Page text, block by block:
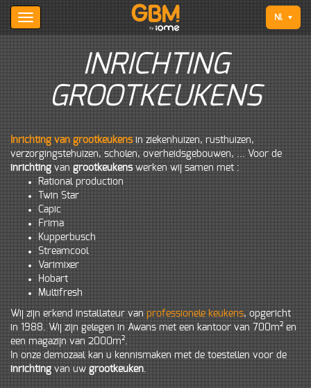
Nl
INRICHTING
GROOTKEUKENS
Inrichting van grootkeukensin ziekenhuizen, rusthuizen,
verzorgingstehuizen, scholen, overheidsgebouwen, ... Voor de
inrichting van grootkeukens werken wij samen met :
Rational production
Twin Star
Capic
Frima
Kupperbusch
Streamcool
Varimixer
Hobart
Multifresh
Wij zijn erkend installateur van professionele keukens, opgericht
in 1988. Wij zijn gelegen in Awans met een kantoor van 700m² en
een magazijn van 2000m².
In onze demozaal kan u kennismaken met de toestellen voor de
inrichting van uw grootkeuken.